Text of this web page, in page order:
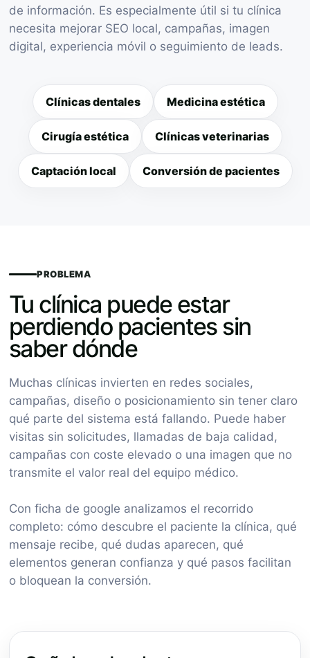
de información. Es especialmente útil si tu clínica
necesita mejorar SEO local, campañas, imagen
digital, experiencia móvil o seguimiento de leads.
Clínicas dentales Medicina estética
Cirugía estética Clínicas veterinarias
Captación local Conversión de pacientes
PROBLEMA
Tu clínica puede estar
perdiendo pacientes sin
saber dónde
Muchas clínicas invierten en redes sociales,
campañas, diseño o posicionamiento sin tener claro
qué parte del sistema está fallando. Puede haber
visitas sin solicitudes, llamadas de baja calidad,
campañas con coste elevado o una imagen que no
transmite el valor real del equipo médico.
Con ficha de google analizamos el recorrido
completo: cómo descubre el paciente la clínica, qué
mensaje recibe, qué dudas aparecen, qué
elementos generan confianza y qué pasos facilitan
o bloquean la conversión.